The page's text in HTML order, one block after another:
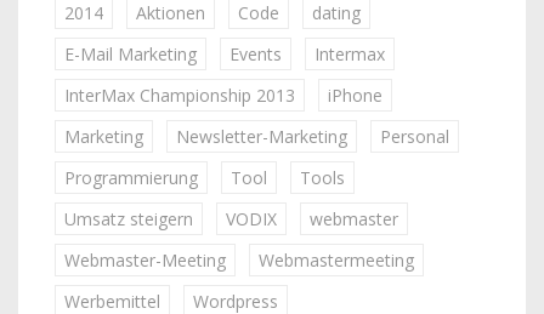
2014 Aktionen Code
dating
E-Mail Marketing
Events
Intermax
InterMax Championship 2013
iPhone
Marketing
Newsletter-Marketing
Personal
Programmierung
Tool
Tools
Umsatz steigern
VODIX
webmaster
Webmaster-Meeting
Webmastermeeting
Werbemittel
Wordpress